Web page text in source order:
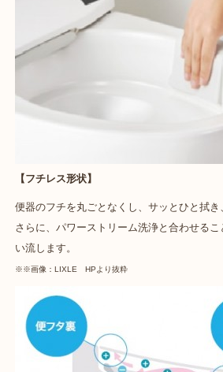
【フチレス形状】
便器のフチを丸ごとなくし、サッとひと拭き
さらに、パワーストリーム洗浄と合わせる
い流します。
※※画像：LIXLE HPより抜粋